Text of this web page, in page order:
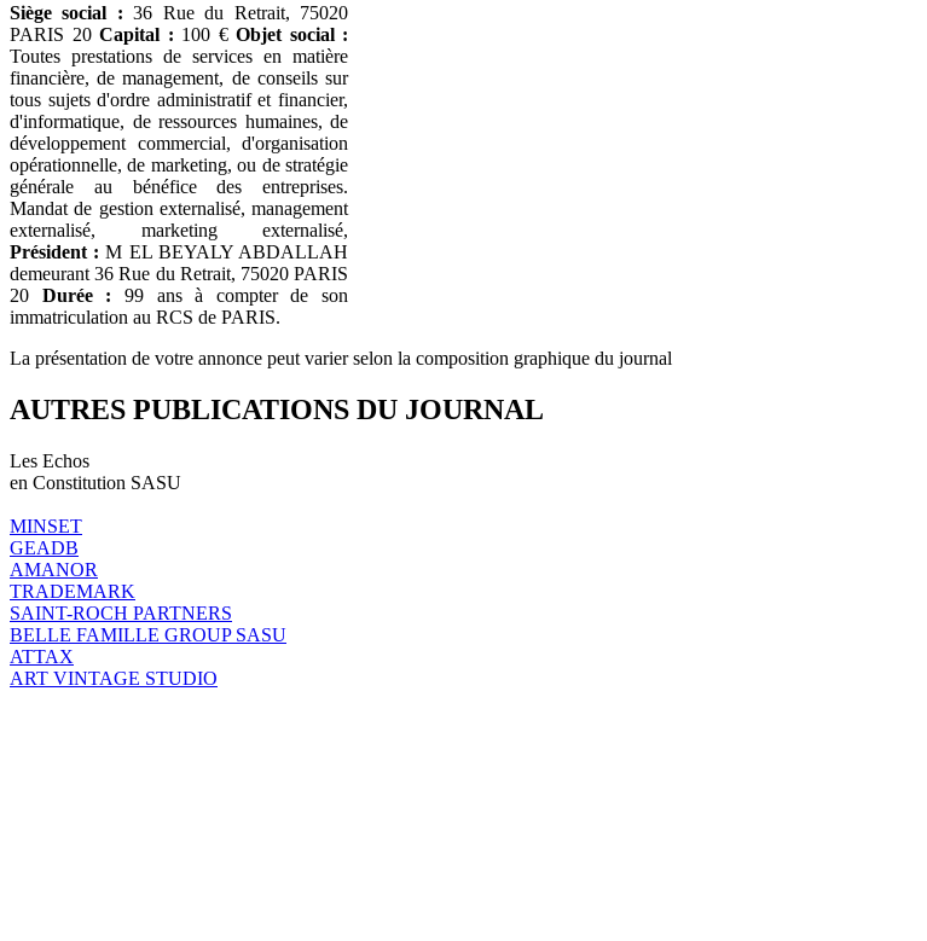
Siège social : 36 Rue du Retrait, 75020
PARIS 20 Capital : 100 € Objet social :
Toutes prestations de services en matière
financière, de management, de conseils sur
tous sujets d'ordre administratif et financier,
d'informatique, de ressources humaines, de
développement commercial, d'organisation
opérationnelle, de marketing, ou de stratégie
générale au bénéfice des entreprises.
Mandat de gestion externalisé, management
externalisé, marketing externalisé,
Président : M EL BEYALY ABDALLAH
demeurant 36 Rue du Retrait, 75020 PARIS
20 Durée : 99 ans à compter de son
immatriculation au RCS de PARIS.
La présentation de votre annonce peut varier selon la composition graphique du journal
AUTRES PUBLICATIONS DU JOURNAL
Les Echos
en Constitution SASU
MINSET
GEADB
AMANOR
TRADEMARK
SAINT-ROCH PARTNERS
BELLE FAMILLE GROUP SASU
ATTAX
ART VINTAGE STUDIO